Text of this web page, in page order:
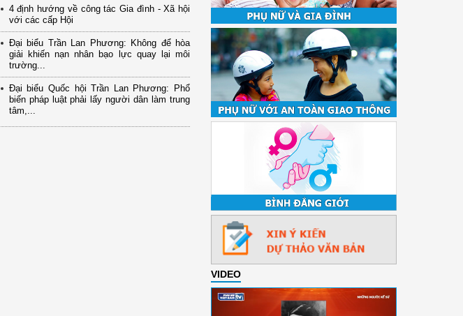
4 định hướng về công tác Gia đình - Xã hội
với các cấp Hội
Đại biểu Trần Lan Phương: Không để hòa
giải khiến nạn nhân bạo lực quay lại môi
trường...
Đại biểu Quốc hội Trần Lan Phương: Phổ
biến pháp luật phải lấy người dân làm trung
tâm,...
VIDEO